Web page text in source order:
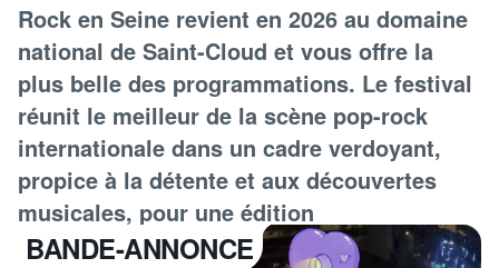
Rock en Seine revient en 2026 au domaine
national de Saint-Cloud et vous offre la
plus belle des programmations. Le festival
réunit le meilleur de la scène pop-rock
internationale dans un cadre verdoyant,
propice à la détente et aux découvertes
musicales, pour une édition
exceptionnelle.
BANDE-ANNONCE